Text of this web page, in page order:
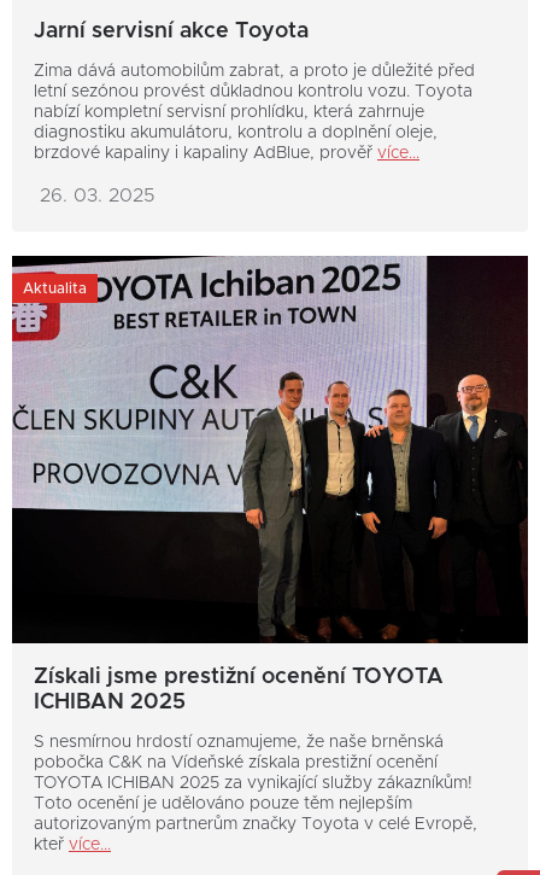
Jarní servisní akce Toyota
Zima dává automobilům zabrat, a proto je důležité před
letní sezónou provést důkladnou kontrolu vozu. Toyota
nabízí kompletní servisní prohlídku, která zahrnuje
diagnostiku akumulátoru, kontrolu a doplnění oleje,
brzdové kapaliny i kapaliny AdBlue, prověř více...
26. 03. 2025
Aktualita
Získali jsme prestižní ocenění TOYOTA
ICHIBAN 2025
S nesmírnou hrdostí oznamujeme, že naše brněnská
pobočka C&K na Vídeňské získala prestižní ocenění
TOYOTA ICHIBAN 2025 za vynikající služby zákazníkům!
Toto ocenění je udělováno pouze těm nejlepším
autorizovaným partnerům značky Toyota v celé Evropě,
kteř více...